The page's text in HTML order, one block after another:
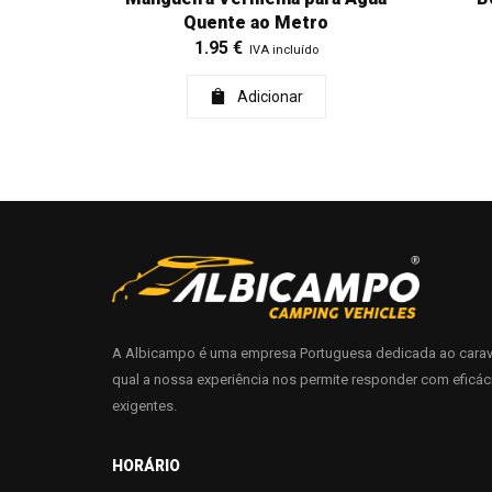
Quente ao Metro
1.95 € IVA incluído
Adicionar
A Albicampo é uma empresa Portuguesa dedicada ao
qual a nossa experiência nos permite responder com
exigentes.
HORÁRIO